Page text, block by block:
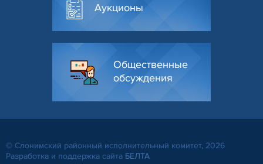
Аукционы
Общественные
обсуждения
© Слонимский районный исполнительный комитет, 2026
Разработка и поддержка сайта БЕЛТА